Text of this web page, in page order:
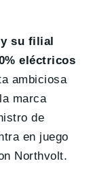
su filial
eléctricos
ambiciosa
marca
de
en juego
Northvolt.